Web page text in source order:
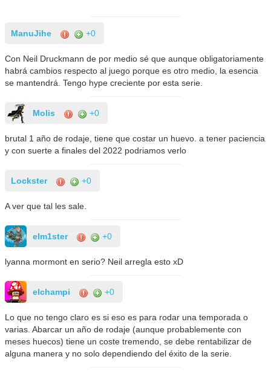
ManuJihe +0
Con Neil Druckmann de por medio sé que aunque obligatoriamente
habrá cambios respecto al juego porque es otro medio, la esencia
se mantendrá. Tengo hype creciente por esta serie.
Molis +0
brutal 1 año de rodaje, tiene que costar un huevo. a tener paciencia
y con suerte a finales del 2022 podriamos verlo
Lockster +0
A ver que tal les sale.
elm1ster +0
lyanna mormont en serio? Neil arregla esto xD
elchampi +0
Lo que no tengo claro es si eso es para rodar una temporada o
varias. Abarcar un año de rodaje (aunque probablemente con
meses huecos) tiene un coste tremendo, se debe rentabilizar de
alguna manera y no solo dependiendo del éxito de la serie.